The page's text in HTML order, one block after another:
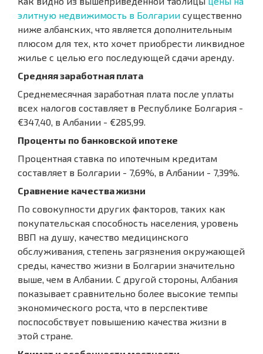
элитную недвижимость в Болгарии существенно
ниже албанских, что является дополнительным
плюсом для тех, кто хочет приобрести ликвидное
жилье с целью его последующей сдачи аренду.
Средняя заработная плата
Среднемесячная заработная плата после уплаты
всех налогов составляет в Республике Болгария -
€347,40, в Албании - €285,99.
Проценты по банковской ипотеке
Процентная ставка по ипотечным кредитам
составляет в Болгарии - 7,69%, в Албании - 7,39%.
Сравнение качества жизни
По совокупности других факторов, таких как
покупательская способность населения, уровень
ВВП на душу, качество медицинского
обслуживания, степень загрязнения окружающей
среды, качество жизни в Болгарии значительно
выше, чем в Албании. С другой стороны, Албания
показывает сравнительно более высокие темпы
экономического роста, что в перспективе
поспособствует повышению качества жизни в
этой стране.